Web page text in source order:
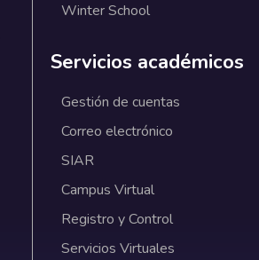
Winter School
Servicios académicos
Gestión de cuentas
Correo electrónico
SIAR
Campus Virtual
Registro y Control
Servicios Virtuales